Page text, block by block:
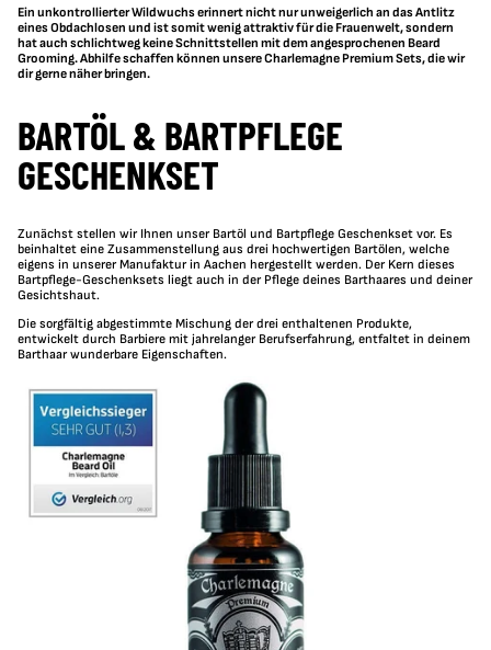
Ein unkontrollierter Wildwuchs erinnert nicht nur unweigerlich an das Antlitz
eines Obdachlosen und ist somit wenig attraktiv für die Frauenwelt, sondern
hat auch schlichtweg keine Schnittstellen mit dem angesprochenen Beard
Grooming. Abhilfe schaffen können unsere Charlemagne Premium Sets, die wir
dir gerne näher bringen.
BARTÖL & BARTPFLEGE
GESCHENKSET
Zunächst stellen wir Ihnen unser Bartöl und Bartpflege Geschenkset vor. Es
beinhaltet eine Zusammenstellung aus drei hochwertigen Bartölen, welche
eigens in unserer Manufaktur in Aachen hergestellt werden. Der Kern dieses
Bartpflege-Geschenksets liegt auch in der Pflege deines Barthaares und deiner
Gesichtshaut.
Die sorgfältig abgestimmte Mischung der drei enthaltenen Produkte,
entwickelt durch Barbiere mit jahrelanger Berufserfahrung, entfaltet in deinem
Barthaar wunderbare Eigenschaften.